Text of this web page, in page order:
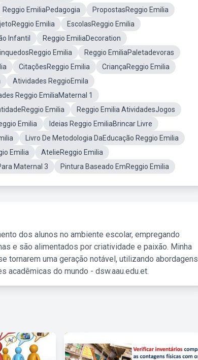
Reggio EmiliaPedagogia
PropostasReggio Emilia
Emilia
EscolasReggio Emilia
Infantil
Reggio EmiliaDecoration
Emilia
Reggio EmiliaPaletadevoras
CitaçõesReggio Emilia
CriançaReggio Emilia
Atividades ReggioEmila
Reggio EmiliaMaternal 1
Emilia
Reggio Emilia AtividadesJogos
Emilia
Ideias Reggio EmiliaBrincar Livre
Livro De Metodologia DaEducação Reggio Emilia
Emilia
AtelieReggio Emilia
Maternal 3 Pintura Baseado EmReggio Emilia
dos alunos no ambiente escolar, empregando
e são alimentados por criatividade e paixão. Minha
tornarem uma geração notável, utilizando abordagens
do mundo - dsw.aau.edu.et.